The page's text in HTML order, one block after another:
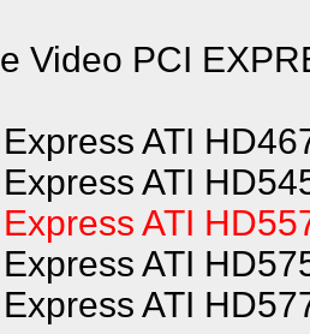
Video PCI
ATI
ATI
ATI
ATI
ATI